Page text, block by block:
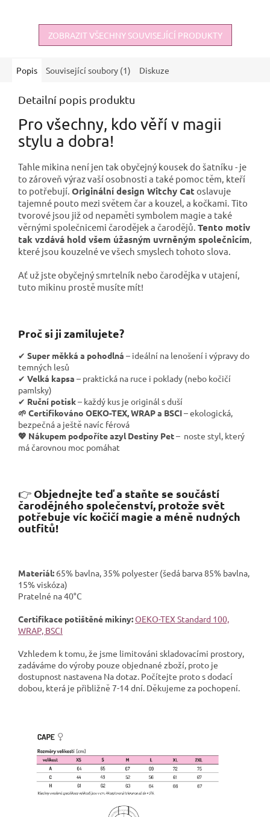
ZOBRAZIT VŠECHNY SOUVISEJÍCÍ PRODUKTY
Popis Související soubory (1) Diskuze
Detailní popis produktu
Pro všechny, kdo věří v magii
stylu a dobra!
Tahle mikina není jen tak obyčejný kousek do šatníku - je
to zároveň výraz vaší osobnosti a také pomoc těm, kteří
to potřebují. Originální design Witchy Cat oslavuje
tajemné pouto mezi světem čar a kouzel, a kočkami. Tito
tvorové jsou již od nepaměti symbolem magie a také
věrnými společnicemi čarodějek a čarodějů. Tento motiv
tak vzdává hold všem úžasným uvrněným společnicím
které jsou kouzelné ve všech smyslech tohoto slova.
Ať už jste obyčejný smrtelník nebo čarodějka v utajení,
tuto mikinu prostě musíte mít!
Proč si ji zamilujete?
✔ Super měkká a pohodlná – ideální na lenošení i výpravy do
temných lesů
✔ Velká kapsa – praktická na ruce i poklady (nebo kočičí
pamlsky)
✔ Ruční potisk– každý kus je originál s duší
🌱 Certifikováno OEKO-TEX, WRAP a BSCI–ekologická,
bezpečná a ještě navíc férová
💖 Nákupem podpoříte azyl Destiny Pet– noste styl, který
má čarovnou moc pomáhat
👉 Objednejte teď a staňte se součástí
čarodějného společenství, protože svět
potřebuje víc kočičí magie a méně nudných
outfitů!
Materiál: 65% bavlna, 35% polyester (šedá barva 85% bavlna,
15% viskóza)
Pratelné na 40°C
Certifikace potištěné mikiny:OEKO-TEX Standard 100,
WRAP, BSCI
Vzhledem k tomu, že jsme limitováni skladovacími prostory,
zadáváme do výroby pouze objednané zboží, proto je
dostupnost nastavena Na dotaz. Počítejte proto s dodací
dobou, která je přibližně 7-14 dní. Děkujeme za pochopení.